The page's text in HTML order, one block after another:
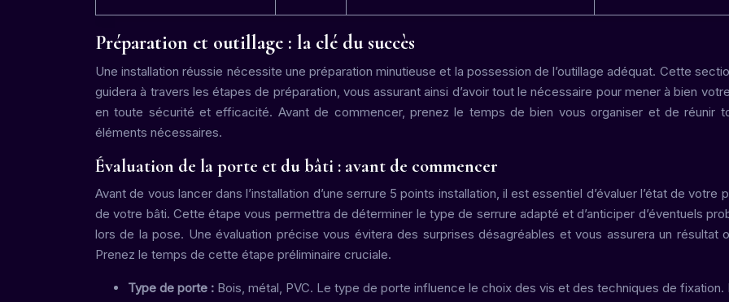
Préparation et outillage : la clé du succès
Une installation réussie nécessite une préparation minutieuse et la possession de l’outillage adéquat. Cette
guidera à travers les étapes de préparation, vous assurant ainsi d’avoir tout le nécessaire pour mener à bien
en toute sécurité et efficacité. Avant de commencer, prenez le temps de bien vous organiser et de réunir
éléments nécessaires.
Évaluation de la porte et du bâti : avant de commencer
Avant de vous lancer dans l’installation d’une serrure 5 points installation, il est essentiel d’évaluer l’état de votre
de votre bâti. Cette étape vous permettra de déterminer le type de serrure adapté et d’anticiper d’éventuels
lors de la pose. Une évaluation précise vous évitera des surprises désagréables et vous assurera un résultat
Prenez le temps de cette étape préliminaire cruciale.
Type de porte : Bois, métal, PVC. Le type de porte influence le choix des vis et des techniques de fixation.